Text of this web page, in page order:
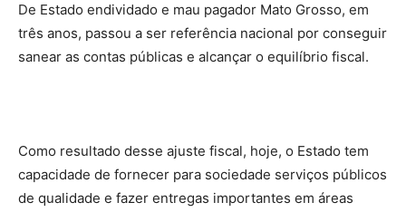
De Estado endividado e mau pagador Mato Grosso, em
três anos, passou a ser referência nacional por conseguir
sanear as contas públicas e alcançar o equilíbrio fiscal.
Como resultado desse ajuste fiscal, hoje, o Estado tem
capacidade de fornecer para sociedade serviços públicos
de qualidade e fazer entregas importantes em áreas